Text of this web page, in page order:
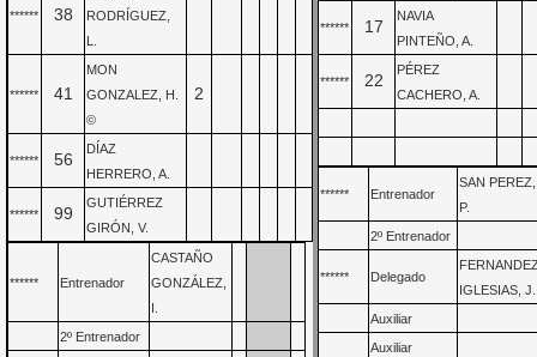
****** 38
RODRÍGUEZ,
****** 41
MON
GONZALEZ, H.
©
2
****** 56
DÍAZ
HERRERO, A.
****** 99
GUTIÉRREZ
GIRÓN, V.
****** Entrenador
CASTAÑO
GONZÁLEZ,
2º Entrenador
****** 17
NAVIA
PINTEÑO, A.
****** 22
PÉREZ
CACHERO, A.
****** Entrenador
SAN PEREZ,
P.
2º Entrenador
****** Delegado
IGLESIAS, J.
Auxiliar
Auxiliar